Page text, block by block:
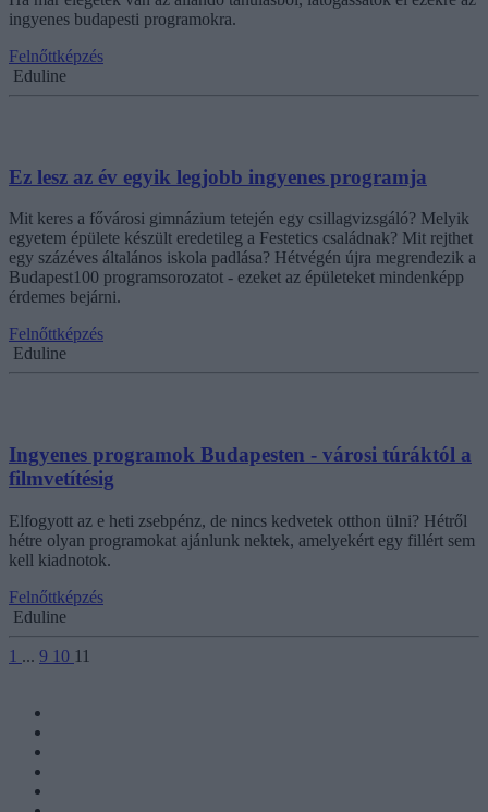
ingyenes budapesti programokra.
Felnőttképzés
Eduline
Ez lesz az év egyik legjobb ingyenes programja
Mit keres a fővárosi gimnázium tetején egy csillagvizsgáló? Melyik
egyetem épülete készült eredetileg a Festetics családnak? Mit rejthet
egy százéves általános iskola padlása? Hétvégén újra megrendezik a
Budapest100 programsorozatot - ezeket az épületeket mindenképp
érdemes bejárni.
Felnőttképzés
Eduline
Ingyenes programok Budapesten - városi túráktól a
filmvetítésig
Elfogyott az e heti zsebpénz, de nincs kedvetek otthon ülni? Hétről
hétre olyan programokat ajánlunk nektek, amelyekért egy fillért sem
kell kiadnotok.
Felnőttképzés
Eduline
1 ... 9 10 11